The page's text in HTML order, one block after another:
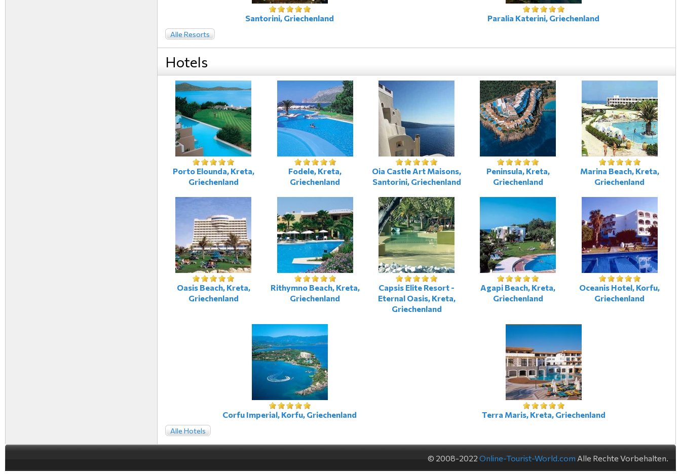
Santorini, Griechenland Paralia Katerini, Griechenland
Alle Resorts
Hotels
Porto Elounda, Kreta,
Griechenland
Fodele, Kreta,
Griechenland
Oia Castle Art Maisons,
Santorini, Griechenland
Peninsula, Kreta,
Griechenland
Marina Beach, Kreta,
Griechenland
Oasis Beach, Kreta,
Griechenland
Rithymno Beach, Kreta,
Griechenland
Capsis Elite Resort -
Eternal Oasis, Kreta,
Griechenland
Agapi Beach, Kreta,
Griechenland
Oceanis Hotel, Korfu,
Griechenland
Corfu Imperial, Korfu, Griechenland Terra Maris, Kreta, Griechenland
Alle Hotels
© 2008-2022 Online-Tourist-World.com Alle Rechte Vorbehalten.